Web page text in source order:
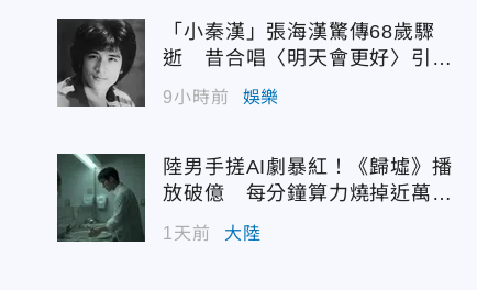
「小秦漢」張海漢驚傳68歲驟
逝 昔合唱〈明天會更好〉引追
憶
9小時前 娛樂
陸男手搓AI劇暴紅！《歸墟》播
放破億 每分鐘算力燒掉近萬台
1天前 大陸